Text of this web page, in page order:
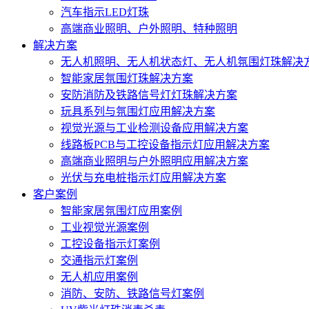
汽车指示LED灯珠
高端商业照明、户外照明、特种照明
解决方案
无人机照明、无人机状态灯、无人机氛围灯珠解决
智能家居氛围灯珠解决方案
安防消防及铁路信号灯灯珠解决方案
玩具系列与氛围灯应用解决方案
视觉光源与工业检测设备应用解决方案
线路板PCB与工控设备指示灯应用解决方案
高端商业照明与户外照明应用解决方案
光伏与充电桩指示灯应用解决方案
客户案例
智能家居氛围灯应用案例
工业视觉光源案例
工控设备指示灯案例
交通指示灯案例
无人机应用案例
消防、安防、铁路信号灯案例